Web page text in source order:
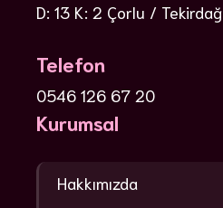
D: 13 K: 2 Çorlu / Tekirdağ
Telefon
0546 126 67 20
Kurumsal
Hakkımızda